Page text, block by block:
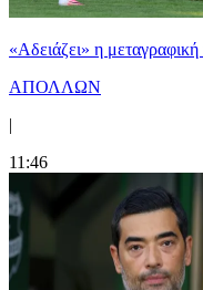
«Αδειάζει» η
ΑΠΟΛΛΩΝ
|
11:46